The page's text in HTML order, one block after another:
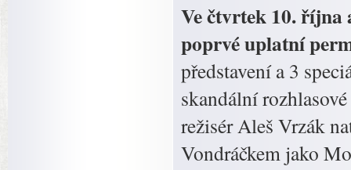
Ve čtvrtek 10. října
poprvé uplatní
představení a 3
skandální
režisér Aleš Vrzák
Vondráčkem jako